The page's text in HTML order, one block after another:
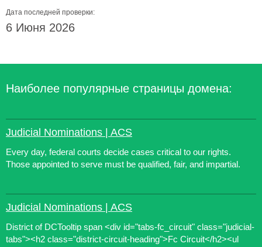
Дата последней проверки:
6 Июня 2026
Наиболее популярные страницы домена:
Judicial Nominations | ACS
Every day, federal courts decide cases critical to our rights.
Those appointed to serve must be qualified, fair, and impartial.
Judicial Nominations | ACS
District of DCTooltip span <div id="tabs-fc_circuit" class="judicial-
tabs"><h2 class="district-circuit-heading">Fc Circuit</h2><ul